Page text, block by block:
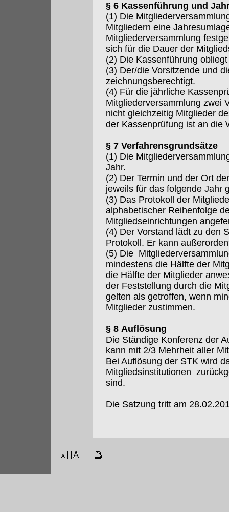
§ 6 Kassenführung und
(1) Die
Mitgliedern eine
Mitgliederversammlung
sich für die Dauer der
(2) Die Kassenführung
(3) Der/die Vorsitzende und
zeichnungsberechtigt.
(4) Für die jährliche
Mitgliederversammlung zwei
nicht gleichzeitig Mitglieder
der Kassenprüfung ist an die
§ 7 Verfahrensgrundsätze
(1) Die
Jahr.
(2) Der Termin und der Ort
jeweils für das folgende Jahr
(3) Das Protokoll der
alphabetischer Reihenfolge
Mitgliedseinrichtungen
(4) Der Vorstand lädt zu den
Protokoll. Er kann
(5) Die
mindestens die Hälfte der
die Hälfte der Mitglieder
der Feststellung durch die
gelten als getroffen, wenn
Mitglieder zustimmen.
§ 8 Auflösung
Die Ständige Konferenz der
kann mit 2/3 Mehrheit aller
Bei Auflösung der STK wird
Mitgliedsinstitutionen
sind.
Die Satzung tritt am